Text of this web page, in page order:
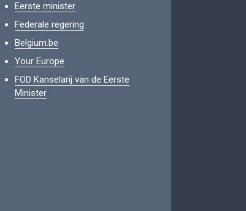
Eerste minister
Federale regering
Belgium.be
Your Europe
FOD Kanselarij van de Eerste
Minister